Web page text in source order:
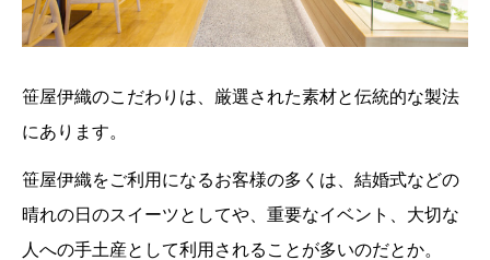
笹屋伊織のこだわりは、厳選された素材と伝統的な製法
にあります。
笹屋伊織をご利用になるお客様の多くは、結婚式などの
晴れの日のスイーツとしてや、重要なイベント、大切な
人への手土産として利用されることが多いのだとか。